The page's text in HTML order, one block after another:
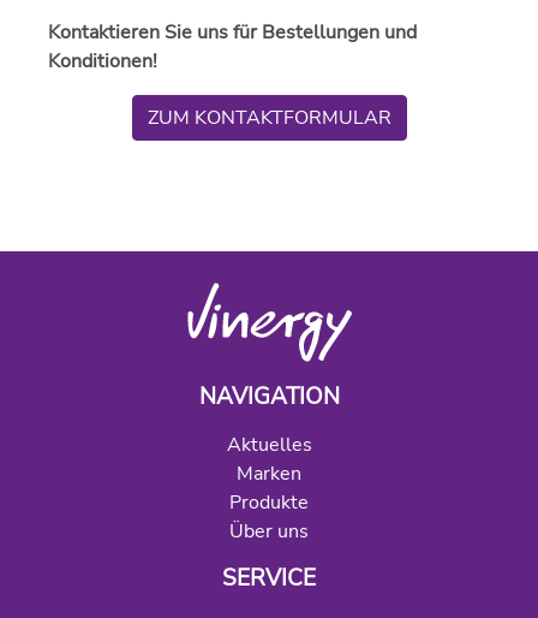
Kontaktieren Sie uns für Bestellungen und
Konditionen!
ZUM KONTAKTFORMULAR
NAVIGATION
Aktuelles
Marken
Produkte
Über uns
SERVICE